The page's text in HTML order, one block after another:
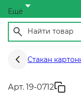
Ещё
Стакан
Арт. 19-0712